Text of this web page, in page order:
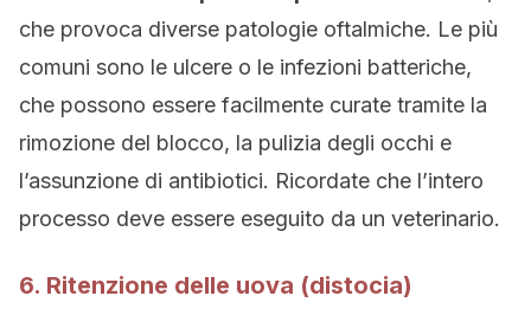
che provoca diverse patologie oftalmiche. Le più
comuni sono le ulcere o le infezioni batteriche,
che possono essere facilmente curate tramite la
rimozione del blocco, la pulizia degli occhi e
l’assunzione di antibiotici. Ricordate che l’intero
processo deve essere eseguito da un veterinario.
6. Ritenzione delle uova (distocia)